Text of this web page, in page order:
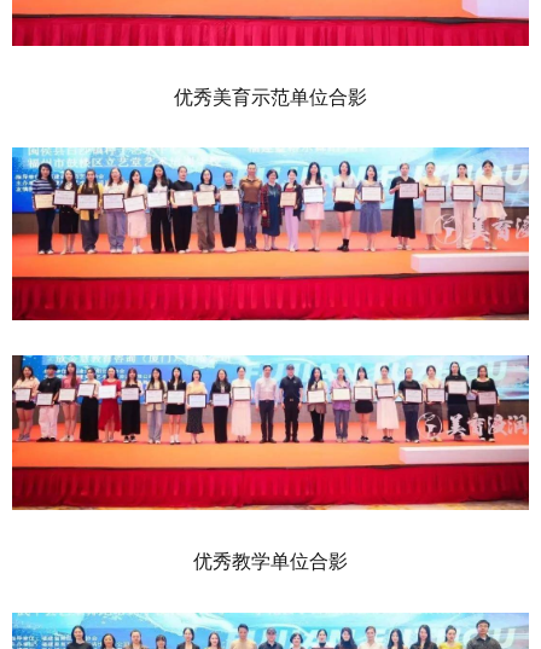
优秀美育示范单位合影
优秀教学单位合影